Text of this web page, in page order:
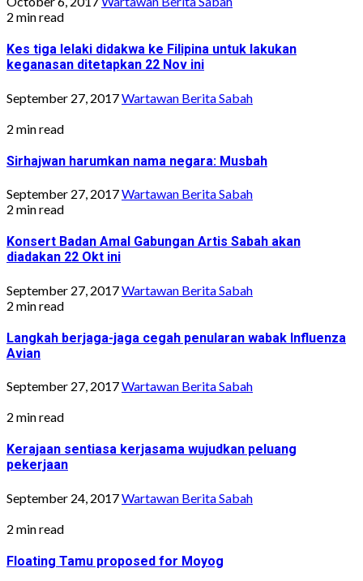
2 min read
Kes tiga lelaki didakwa ke Filipina untuk lakukan
keganasan ditetapkan 22 Nov ini
September 27, 2017Wartawan Berita Sabah
2 min read
Sirhajwan harumkan nama negara: Musbah
September 27, 2017Wartawan Berita Sabah
2 min read
Konsert Badan Amal Gabungan Artis Sabah akan
diadakan 22 Okt ini
September 27, 2017Wartawan Berita Sabah
2 min read
Langkah berjaga-jaga cegah penularan wabak Influenza
Avian
September 27, 2017Wartawan Berita Sabah
2 min read
Kerajaan sentiasa kerjasama wujudkan peluang
pekerjaan
September 24, 2017Wartawan Berita Sabah
2 min read
Floating Tamu proposed for Moyog